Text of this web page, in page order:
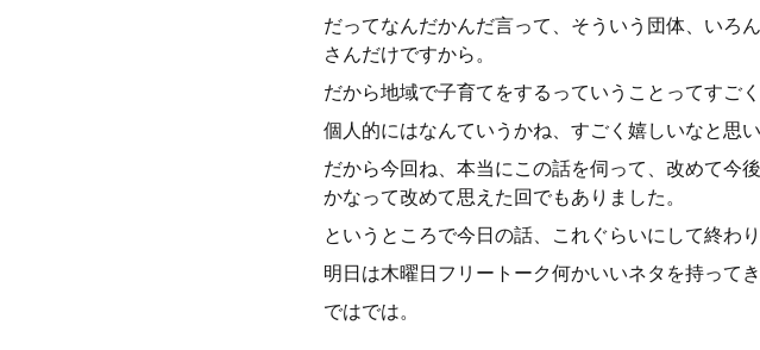
だってなんだかんだ言って、そういう団体、いろ
さんだけですから。
だから地域で子育てをするっていうことってすご
個人的にはなんていうかね、すごく嬉しいなと思い
だから今回ね、本当にこの話を伺って、改めて今
かなって改めて思えた回でもありました。
というところで今日の話、これぐらいにして終わ
明日は木曜日フリートーク何かいいネタを持って
ではでは。